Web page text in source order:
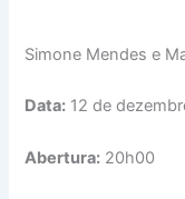
Simone Mendes e
Data: 12 de
Abertura: 20h00